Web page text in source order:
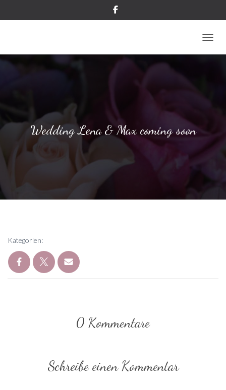
Wedding Lena & Max coming soon
Kategorien:
0 Kommentare
Schreibe einen Kommentar